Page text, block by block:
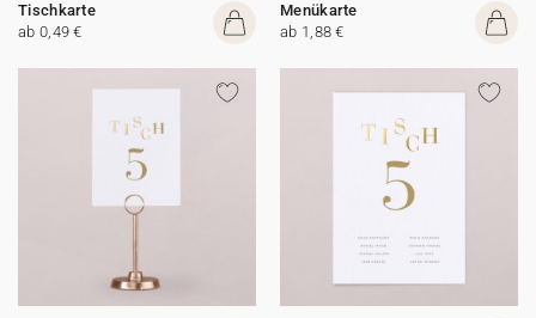
Tischkarte
ab 0,49 €
Menükarte
ab 1,88 €